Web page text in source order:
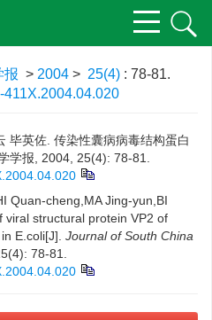
报 > 2004 > 25(4) : 78-81.
毕英佐. 传染性囊病病毒结构蛋白
学报, 2004, 25(4): 78-81.
Quan-cheng,MA Jing-yun,BI
viral structural protein VP2 of
E.coli[J]. Journal of South China
78-81.